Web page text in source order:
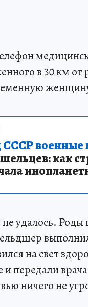
в 30 км
военные
как
удалось.
на свет
передали
ничего не